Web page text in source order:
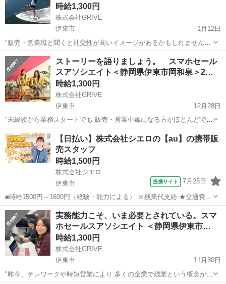
時給1,300円
株式会社GRIVE
伊東市
1月12日
"販売・営業職と聞くと社交性が高いイメージがあるかもしれません
が、実はほとんどの販売員が人見知り出身者。『人見知りしなければ
よかった！と後悔した事は何度もあります...』そんな方にはピッタリ
かもしれません。 〈想定給与...
静岡 伊東市 携帯ショップ
ストーリーを語りましょう。 スマホセール
スアソシエイト＜静岡県伊東市岡和泉＞2…
時給1,300円
株式会社GRIVE
伊東市
12月28日
"未経験から業務スタートでも 販売・営業中毒になる方がほとんどで
す。 業務内容としては家電量販店で スマホやWiFiの案内をして契約数
を 伸ばすのがお仕事なのですが...。 なぜ、10年以上かたくなに携帯
会...
静岡 伊東市 携帯ショップ
【日払い】株式会社シエロの【au】の携帯販
売スタッフ
時給1,500円
株式会社シエロ
伊東市
提携サイト 7月25日
■時給1500円～1600円（経験・能力による） ※残業代支給 ★交通費別
途支給（規定あり） ゜+゜・。○。・゜+゜・。○。・゜+゜ 入社祝い金
10万円支給(規定有) お友達を紹介頂くと, インセンティブ支給(規定有)
...
静岡 伊東市 携帯ショップ
実務能力こそ、いま必要とされている。スマ
ホセールスアソシエイト ＜静岡県伊東市…
時給1,300円
株式会社GRIVE
伊東市
11月30日
"昨今、テレワークや時短営業により 多くの企業で残業という概念が薄